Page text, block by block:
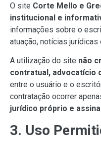
O site Corte Mello e
institucional e
informações sobre o
atuação, notícias
A utilização do site não
contratual, advocatício
entre o usuário e o
contratação ocorrer
jurídico próprio e
3. Uso